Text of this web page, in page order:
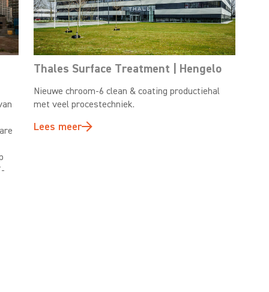
Thales Surface Treatment | Hengelo
Nieuwe chroom-6 clean & coating productiehal
met veel procestechniek.
Lees meer